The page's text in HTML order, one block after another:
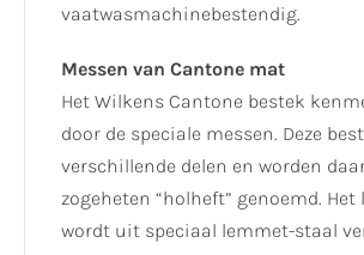
vaatwasmachinebestendig.
Messen van Cantone mat
Het Wilkens Cantone bestek
door de speciale messen. Deze
verschillende delen en worden
zogeheten “holheft” genoemd.
wordt uit speciaal lemmet-staal